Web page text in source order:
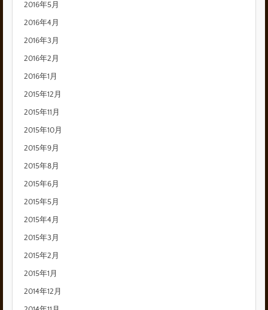
2016年5月
2016年4月
2016年3月
2016年2月
2016年1月
2015年12月
2015年11月
2015年10月
2015年9月
2015年8月
2015年6月
2015年5月
2015年4月
2015年3月
2015年2月
2015年1月
2014年12月